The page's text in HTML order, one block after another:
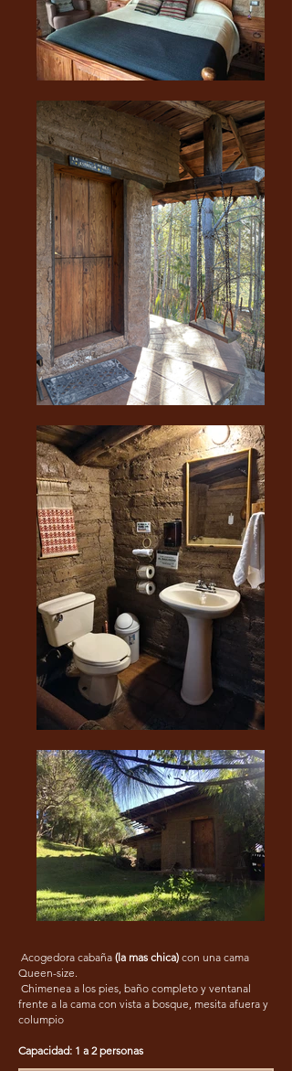
Acogedora cabaña (la mas chica) con una cama
Queen-size.
Chimenea a los pies, baño completo y ventanal
frente a la cama con vista a bosque, mesita afuera y
columpio
Capacidad: 1 a 2 personas